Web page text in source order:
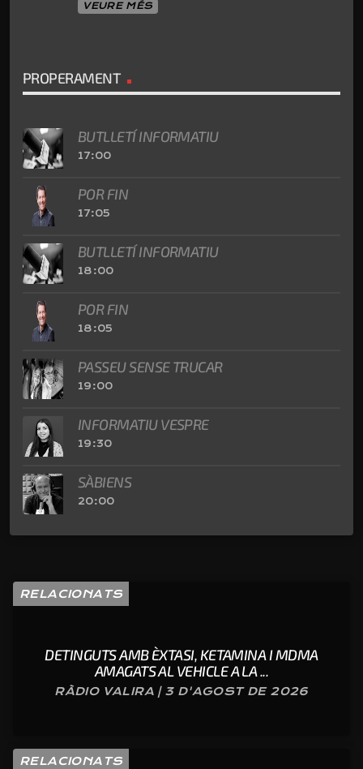
VEURE MÉS
PROPERAMENT
BUTLLETÍ INFORMATIU
17:00
POR FIN
17:05
BUTLLETÍ INFORMATIU
18:00
POR FIN
18:05
PASSEU SENSE TRUCAR
19:00
INFORMATIU VESPRE
19:30
SÀBIENS
20:00
RELACIONATS
DETINGUTS AMB ÈXTASI, KETAMINA I MDMA
AMAGATS AL VEHICLE A LA ...
RÀDIO VALIRA | 3 D'AGOST DE 2026
RELACIONATS